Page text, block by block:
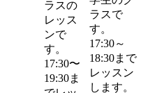
ラスの
レッス
ンで
す。
17:30〜
19:30ま
ラスで
す。
17:30～
18:30まで
レッスン
します。